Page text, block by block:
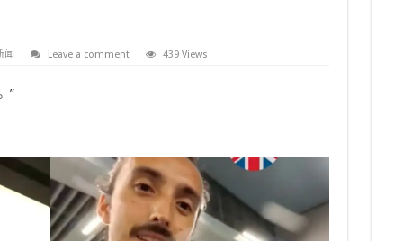
闻 Leave a comment 439 Views
”